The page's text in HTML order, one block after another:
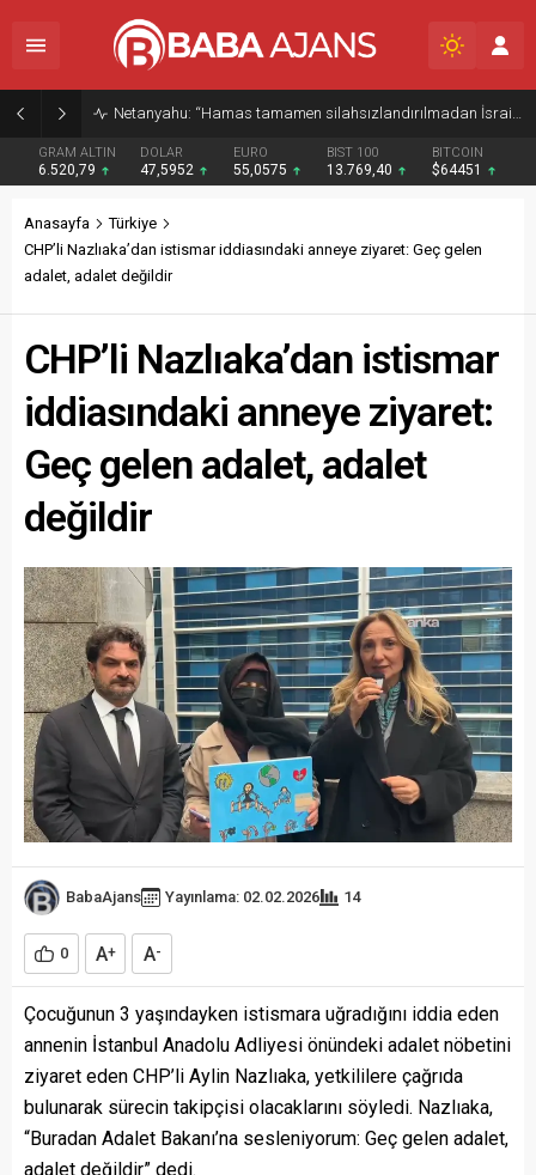
Netanyahu: “Hamas tamamen silahsızlandırılmadan İsrail Gazze’den çekilmeyecek”
GRAM ALTIN
6.520,79
DOLAR
47,5952
EURO
55,0575
BIST 100
13.769,40
BITCOIN
$64451
Anasayfa
Türkiye
CHP’li Nazlıaka’dan istismar iddiasındaki anneye ziyaret: Geç gelen
adalet, adalet değildir
CHP’li Nazlıaka’dan istismar
iddiasındaki anneye ziyaret:
Geç gelen adalet, adalet
değildir
BabaAjans Yayınlama: 02.02.2026 14
0 A+ A-
Çocuğunun 3 yaşındayken istismara uğradığını iddia eden
annenin İstanbul Anadolu Adliyesi önündeki adalet nöbetini
ziyaret eden CHP’li Aylin Nazlıaka, yetkililere çağrıda
bulunarak sürecin takipçisi olacaklarını söyledi. Nazlıaka,
“Buradan Adalet Bakanı’na sesleniyorum: Geç gelen adalet,
adalet değildir” dedi.